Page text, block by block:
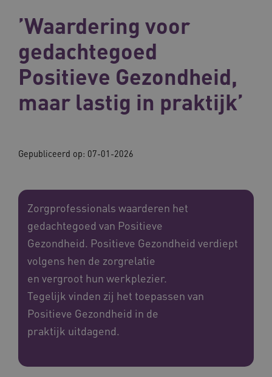
’Waardering voor
gedachtegoed
Positieve Gezondheid,
maar lastig in praktijk’
Gepubliceerd op: 07-01-2026
Zorgprofessionals waarderen het
gedachtegoed van Positieve
Gezondheid. Positieve Gezondheid verdiept
volgens hen de zorgrelatie
en vergroot hun werkplezier.
Tegelijk vinden zij het toepassen van
Positieve Gezondheid in de
praktijk uitdagend.